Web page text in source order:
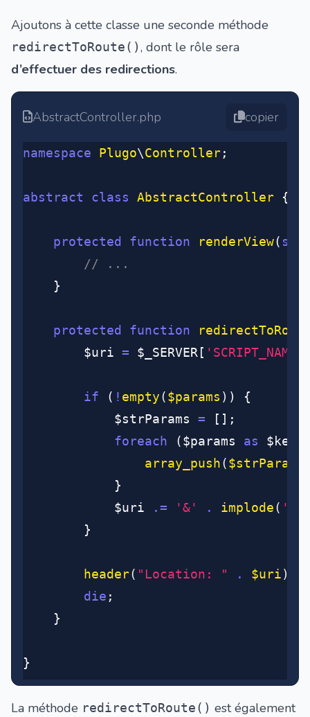
Ajoutons à cette classe une seconde méthode
redirectToRoute(), dont le rôle sera
d’effectuer des redirections.
AbstractController.php copier
namespace Plugo\Controller;
abstract class AbstractController {
	protected
function renderView(
		// ...
	}
	protected
function
		$uri
= $_SERVER[ 'SCRIPT_NAME'
		if
( ! empty($params ) ) {
			$strParams
= [];
			foreach
($params as $key
				array_push
($strParams
			}
			$uri
.= '&' . implode( '&'
		}
		header
( "Location: " . $uri)
		die
;
	}
}
La méthode redirectToRoute() est également